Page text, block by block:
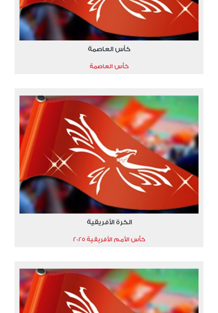
كأس العاصمة
كأس العاصمة
الكرة الأفريقية
كأس الأمم الأفريقية 2025